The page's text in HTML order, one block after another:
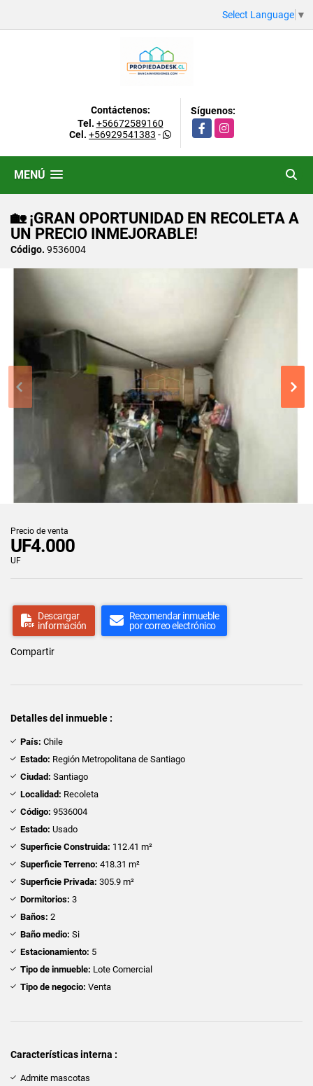
Select Language ▼
Contáctenos:
Tel. +56672589160
Cel. +56929541383 -
Síguenos:
FacebookInstagram
MENÚ
🏡 ¡GRAN OPORTUNIDAD EN RECOLETA A
UN PRECIO INMEJORABLE!
Código. 9536004
Precio de venta
UF4.000
UF
Descargar
información
Recomendar inmueble
por correo electrónico
Compartir
Detalles del inmueble :
País: Chile
Estado: Región Metropolitana de Santiago
Ciudad: Santiago
Localidad: Recoleta
Código: 9536004
Estado: Usado
Superficie Construida: 112.41 m²
Superficie Terreno: 418.31 m²
Superficie Privada: 305.9 m²
Dormitorios: 3
Baños: 2
Baño medio: Si
Estacionamiento: 5
Tipo de inmueble: Lote Comercial
Tipo de negocio: Venta
Características interna :
Admite mascotas